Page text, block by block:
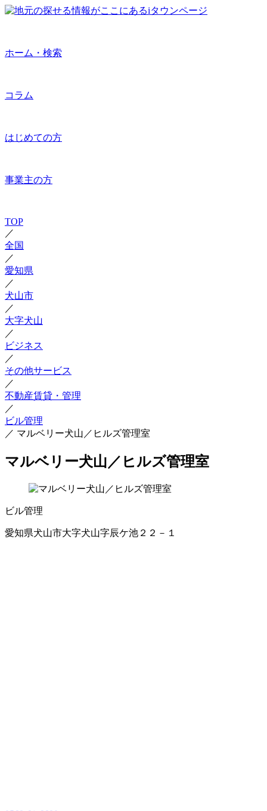
ホーム・検索
コラム
はじめての方
事業主の方
TOP
／
全国
／
愛知県
／
犬山市
／
大字犬山
／
ビジネス
／
その他サービス
／
不動産賃貸・管理
／
ビル管理
／ マルベリー犬山／ヒルズ管理室
マルベリー犬山／ヒルズ管理室
ビル管理
愛知県犬山市大字犬山字辰ケ池２２－１